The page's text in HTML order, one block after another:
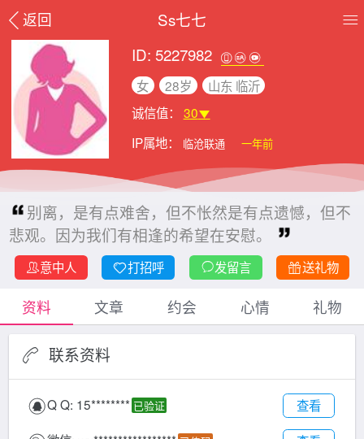
返回
Ss七七
ID: 5227982
女 28岁
山东 临沂
诚信值： 30
IP属地：
临沧联通 一年前
别离，是有点难舍，但不怅然是有点遗憾，但不
悲观。因为我们有相逢的希望在安慰。
意中人 打招呼 发留言 送礼物
资料 文章 约会 心情 礼物
联系资料
Q Q: 15******** 已验证
查看